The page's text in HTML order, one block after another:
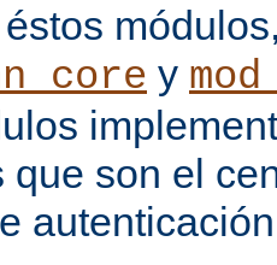
y
que son el